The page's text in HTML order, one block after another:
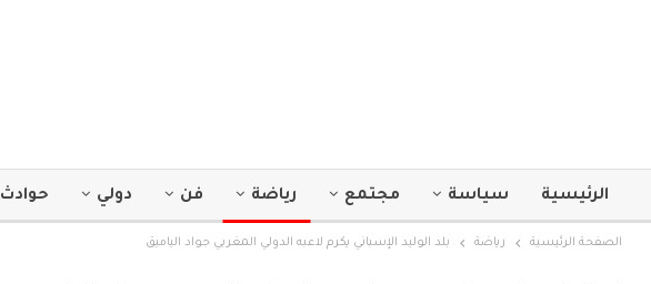
الرئيسية سياسة مجتمع رياضة فن دولي حوادث
الصفحة الرئيسية رياضة بلد الوليد الإسباني يكرم لاعبه الدولي المغربي جواد الياميق